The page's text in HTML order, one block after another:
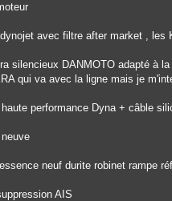
avec filtre after market , les
silencieux DANMOTO adapté à
qui va avec la ligne mais je
haute performance Dyna + câble
neuf durite robinet rampe
AIS